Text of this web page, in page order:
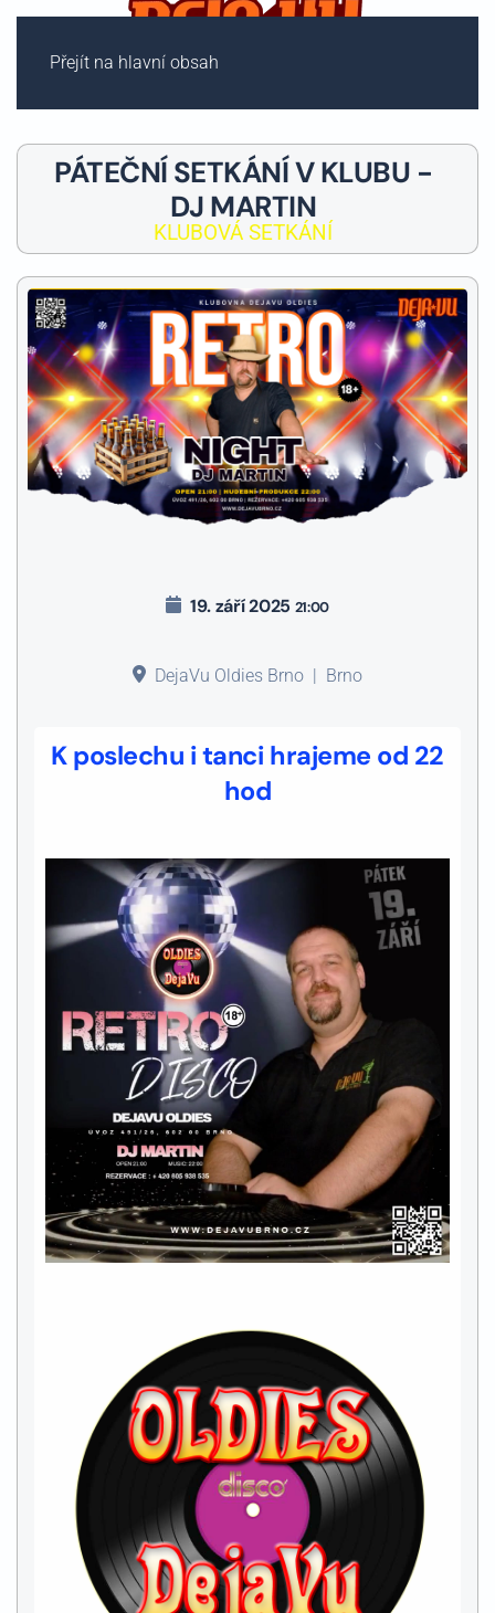
Přejít na hlavní obsah
PÁTEČNÍ SETKÁNÍ V KLUBU -
DJ MARTIN
KLUBOVÁ SETKÁNÍ
19. září 2025 21:00
DejaVu Oldies Brno Brno
K poslechu i tanci hrajeme od 22
hod